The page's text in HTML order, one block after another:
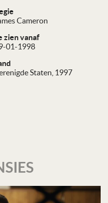
Cameron
zien vanaf
01-1998
Staten, 1997